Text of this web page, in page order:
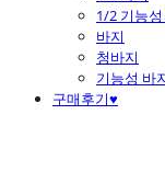
1/2 기능성
바지
청바지
기능성 바
구매후기♥